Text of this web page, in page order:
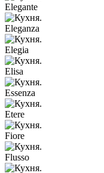
Elegante
Eleganza
Elegia
Elisa
Essenza
Etere
Fiore
Flusso